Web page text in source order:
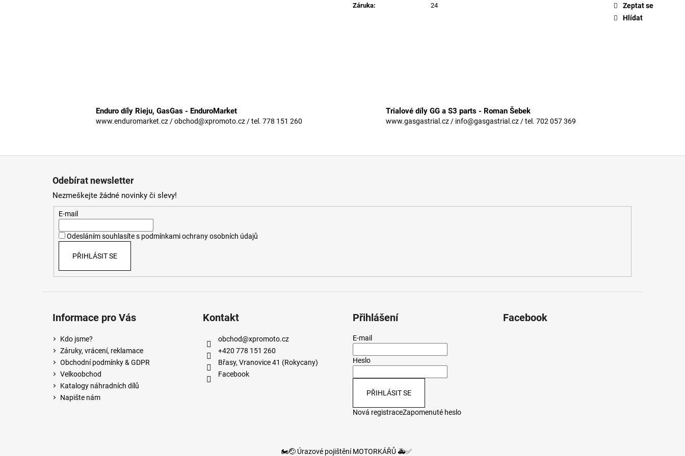
Záruka: 24
Zeptat se
Hlídat
Enduro díly Rieju, GasGas - EnduroMarket
www.enduromarket.cz / obchod@xpromoto.cz / tel. 778 151 260
Trialové díly GG a S3 parts - Roman Šebek
www.gasgastrial.cz / info@gasgastrial.cz / tel. 702 057 369
Odebírat newsletter
Nezmeškejte žádné novinky či slevy!
E-mail
Odesláním souhlasíte s podmínkami ochrany osobních údajů
PŘIHLÁSIT SE
Informace pro Vás
Kdo jsme?
Záruky, vrácení, reklamace
Obchodní podmínky & GDPR
Velkoobchod
Katalogy náhradních dílů
Napište nám
Kontakt
obchod@xpromoto.cz
+420 778 151 260
Břasy, Vranovice 41 (Rokycany)
Facebook
Přihlášení
E-mail
Heslo
PŘIHLÁSIT SE
Nová registraceZapomenuté heslo
Facebook
🏍️🤕 Úrazové pojištění MOTORKÁŘŮ 🚑✅